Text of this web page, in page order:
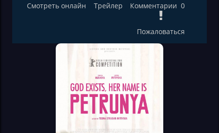
Смотреть онлайн Трейлер Комментарии 0
Пожаловаться